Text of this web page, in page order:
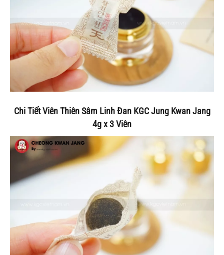
Chi Tiết Viên Thiên Sâm Linh Đan KGC Jung Kwan Jang
4g x 3 Viên